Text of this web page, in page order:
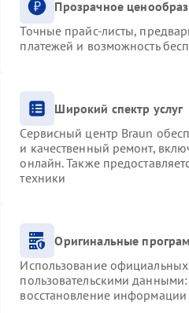
Прозрачное
Точные прайс-листы,
платежей и возможность
Широкий спектр услуг
Сервисный центр Braun
и качественный ремонт,
онлайн. Также
техники
Оригинальные
Использование
пользовательскими
восстановление